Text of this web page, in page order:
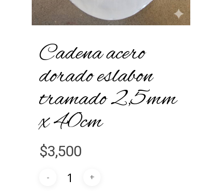
Cadena acero
dorado eslabon
tramado 2,5mm
x 40cm
$3,500